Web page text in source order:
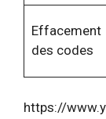
Effacement
des codes
https://